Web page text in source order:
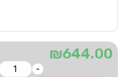
₪644.00
-